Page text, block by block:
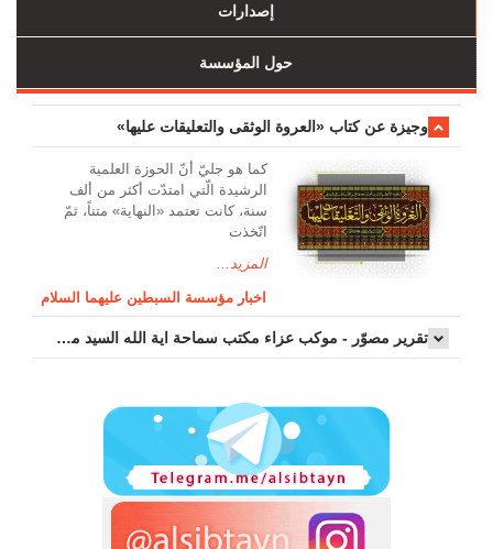
إصدارات
حول المؤسسة
وجیزة عن کتاب «العروة الوثقی والتعلیقات علیها»
کما هو جليّ أنّ الحوزة العلمیة
الرشیدة الّتي امتدّت أكثر من ألف
سنة، كانت تعتمد «النهاية» متناً، ثمّ
اتّخذت
المزيد...
اخبار مؤسسة السبطين عليهما السلام
تقرير مصوّر - موكب عزاء مکتب سماحة اية الله السيد مرتضى الموسوي الاصفهاني في يوم إستشهاد السيدة فاطم...